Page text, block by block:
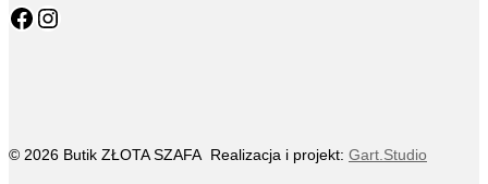
Facebook
Instagram
© 2026 Butik ZŁOTA SZAFA Realizacja i projekt: Gart.Studio